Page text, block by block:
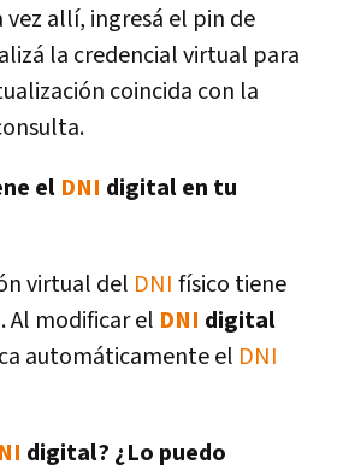
vez allí, ingresá el pin de
la credencial virtual para
coincida con la
el DNI digital en tu
virtual del DNI físico tiene
Al modificar el DNI digital
automáticamente el DNI
digital? ¿Lo puedo